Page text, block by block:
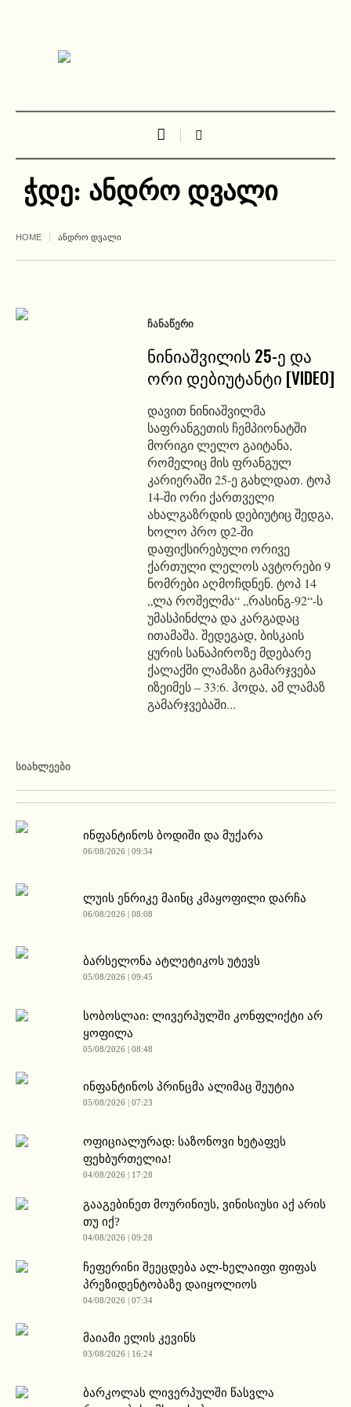
ჭდე: ანდრო დვალი
HOME ᲐᲜᲓᲠᲝ ᲓᲕᲐᲚᲘ
ᲩᲐᲜᲐᲬᲔᲠᲘ
ნინიაშვილის 25-ე და
ორი დებიუტანტი [VIDEO]
დავით ნინიაშვილმა
საფრანგეთის ჩემპიონატში
მორიგი ლელო გაიტანა,
რომელიც მის ფრანგულ
კარიერაში 25-ე გახლდათ. ტოპ
14-ში ორი ქართველი
ახალგაზრდის დებიუტიც შედგა,
ხოლო პრო დ2-ში
დაფიქსირებული ორივე
ქართული ლელოს ავტორები 9
ნომრები აღმოჩდნენ. ტოპ 14
„ლა როშელმა“ „რასინგ-92“-ს
უმასპინძლა და კარგადაც
ითამაშა. შედეგად, ბისკაის
ყურის სანაპიროზე მდებარე
ქალაქში ლამაზი გამარჯვება
იზეიმეს – 33:6. ჰოდა, ამ ლამაზ
გამარჯვებაში...
ᲡᲘᲐᲮᲚᲔᲔᲑᲘ
ინფანტინოს ბოდიში და მუქარა
06/08/2026 | 09:34
ლუის ენრიკე მაინც კმაყოფილი დარჩა
06/08/2026 | 08:08
ბარსელონა ატლეტიკოს უტევს
05/08/2026 | 09:45
სობოსლაი: ლივერპულში კონფლიქტი არ
ყოფილა
05/08/2026 | 08:48
ინფანტინოს პრინცმა ალიმაც შეუტია
05/08/2026 | 07:23
ოფიციალურად: საზონოვი ხეტაფეს
ფეხბურთელია!
04/08/2026 | 17:28
გააგებინეთ მოურინიუს, ვინისიუსი აქ არის
თუ იქ?
04/08/2026 | 09:28
ჩეფერინი შეეცდება ალ-ხელაიფი ფიფას
პრეზიდენტობაზე დაიყოლიოს
04/08/2026 | 07:34
მაიამი ელის კევინს
03/08/2026 | 16:24
ბარკოლას ლივერპულში წასვლა